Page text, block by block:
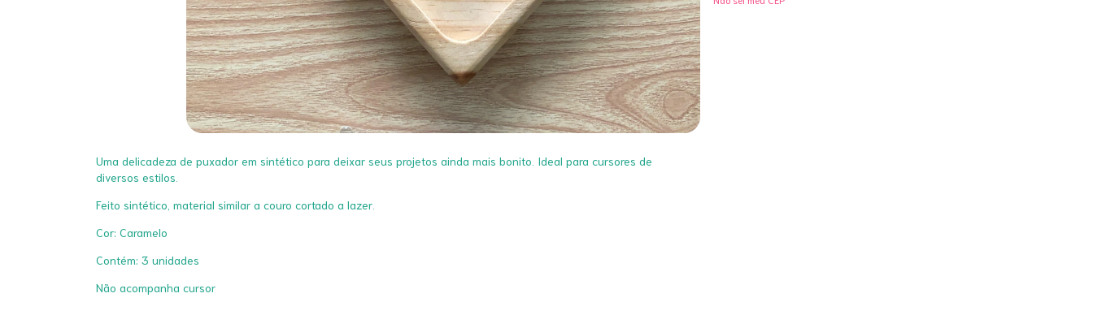
Uma delicadeza de puxador em sintético para deixar seus projetos ainda mais bonito. Ideal para cursores de
diversos estilos.
Feito sintético, material similar a couro cortado a lazer.
Cor: Caramelo
Contém: 3 unidades
Não acompanha cursor